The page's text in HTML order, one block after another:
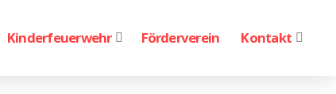
Kinderfeuerwehr Förderverein Kontakt